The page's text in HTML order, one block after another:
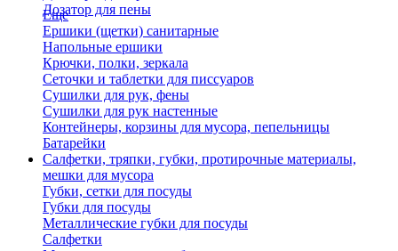
Дозатор для пены
Еще
Ершики (щетки) санитарные
Напольные ершики
Крючки, полки, зеркала
Сеточки и таблетки для писсуаров
Сушилки для рук, фены
Сушилки для рук настенные
Контейнеры, корзины для мусора, пепельницы
Батарейки
Салфетки, тряпки, губки, протирочные материалы,
мешки для мусора
Губки, сетки для посуды
Губки для посуды
Металлические губки для посуды
Салфетки